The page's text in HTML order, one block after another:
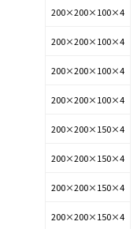
200×200×100×4
200×200×100×4
200×200×100×4
200×200×100×4
200×200×150×4
200×200×150×4
200×200×150×4
200×200×150×4